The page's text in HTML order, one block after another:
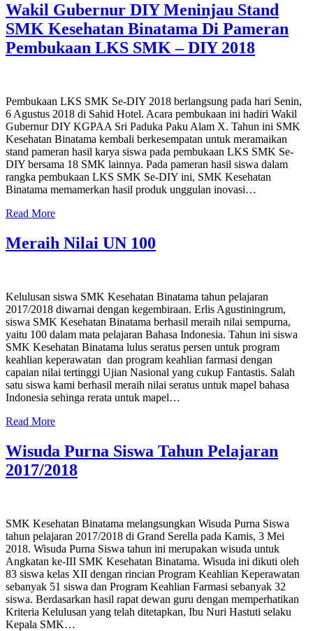
Wakil Gubernur DIY Meninjau Stand
SMK Kesehatan Binatama Di Pameran
Pembukaan LKS SMK – DIY 2018
Pembukaan LKS SMK Se-DIY 2018 berlangsung pada hari Senin,
6 Agustus 2018 di Sahid Hotel. Acara pembukaan ini hadiri Wakil
Gubernur DIY KGPAA Sri Paduka Paku Alam X. Tahun ini SMK
Kesehatan Binatama kembali berkesempatan untuk meramaikan
stand pameran hasil karya siswa pada pembukaan LKS SMK Se-
DIY bersama 18 SMK lainnya. Pada pameran hasil siswa dalam
rangka pembukaan LKS SMK Se-DIY ini, SMK Kesehatan
Binatama memamerkan hasil produk unggulan inovasi…
Read More
Meraih Nilai UN 100
Kelulusan siswa SMK Kesehatan Binatama tahun pelajaran
2017/2018 diwarnai dengan kegembiraan. Erlis Agustiningrum,
siswa SMK Kesehatan Binatama berhasil meraih nilai sempurna,
yaitu 100 dalam mata pelajaran Bahasa Indonesia. Tahun ini siswa
SMK Kesehatan Binatama lulus seratus persen untuk program
keahlian keperawatan dan program keahlian farmasi dengan
capaian nilai tertinggi Ujian Nasional yang cukup Fantastis. Salah
satu siswa kami berhasil meraih nilai seratus untuk mapel bahasa
Indonesia sehinga rerata untuk mapel…
Read More
Wisuda Purna Siswa Tahun Pelajaran
2017/2018
SMK Kesehatan Binatama melangsungkan Wisuda Purna Siswa
tahun pelajaran 2017/2018 di Grand Serella pada Kamis, 3 Mei
2018. Wisuda Purna Siswa tahun ini merupakan wisuda untuk
Angkatan ke-III SMK Kesehatan Binatama. Wisuda ini dikuti oleh
83 siswa kelas XII dengan rincian Program Keahlian Keperawatan
sebanyak 51 siswa dan Program Keahlian Farmasi sebanyak 32
siswa. Berdasarkan hasil rapat dewan guru dengan memperhatikan
Kriteria Kelulusan yang telah ditetapkan, Ibu Nuri Hastuti selaku
Kepala SMK…